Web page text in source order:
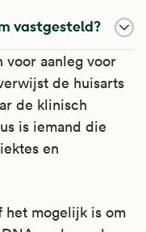
vastgesteld?
voor aanleg voor
de huisarts
de klinisch
is iemand die
en
mogelijk is om